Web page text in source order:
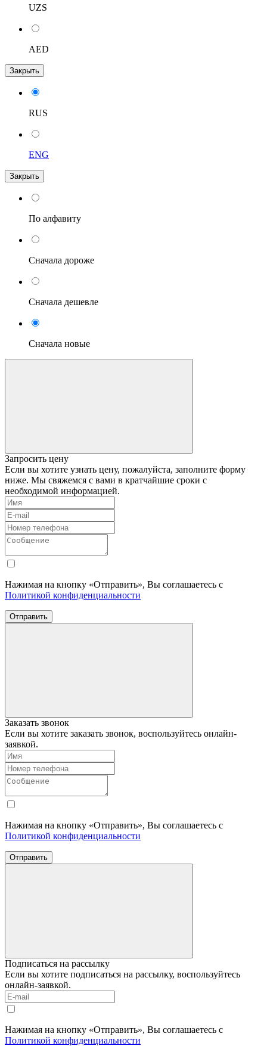
UZS
AED
Закрыть
RUS
ENG
Закрыть
По алфавиту
Сначала дороже
Сначала дешевле
Сначала новые
Запросить цену
Если вы хотите узнать цену, пожалуйста, заполните форму
ниже. Мы свяжемся с вами в кратчайшие сроки с
необходимой информацией.
Нажимая на кнопку «Отправить», Вы соглашаетесь с
Политикой конфиденциальности
Отправить
Заказать звонок
Если вы хотите заказать звонок, воспользуйтесь онлайн-
заявкой.
Нажимая на кнопку «Отправить», Вы соглашаетесь с
Политикой конфиденциальности
Отправить
Подписаться на рассылку
Если вы хотите подписаться на рассылку, воспользуйтесь
онлайн-заявкой.
Нажимая на кнопку «Отправить», Вы соглашаетесь с
Политикой конфиденциальности